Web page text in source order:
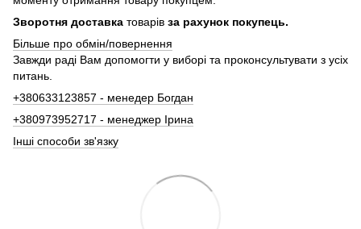
Зворотня доставка товарів за рахунок покупець.
Більше про обмін/повернення
Завжди раді Вам допомогти у виборі та проконсультувати з усіх
питань.
+380633123857 - менедер Богдан
+380973952717 - менеджер Ірина
Інші способи зв'язку